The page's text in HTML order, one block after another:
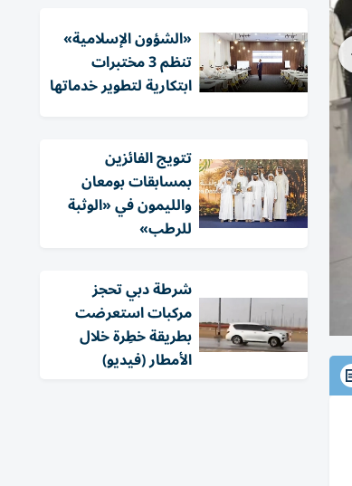
«الشؤون الإسلامية»
تنظم 3 مختبرات
ابتكارية لتطوير خدماتها
تتويج الفائزين
بمسابقات بومعان
والليمون في «الوثبة
للرطب»
شرطة دبي تحجز
مركبات استعرضت
بطريقة خطِرة خلال
الأمطار (فيديو)